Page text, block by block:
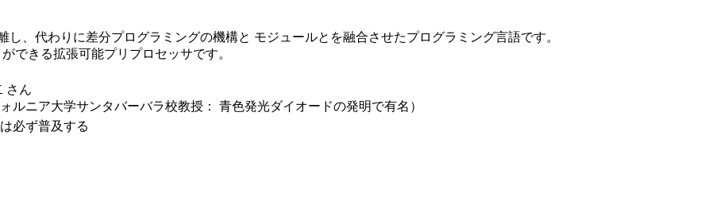
し、代わりに差分プログラミングの機構と モジュールとを融合させたプログラミング言語です。
できる拡張可能プリプロセッサです。
さん
ォルニア大学サンタバーバラ校教授： 青色発光ダイオードの発明で有名）
必ず普及する